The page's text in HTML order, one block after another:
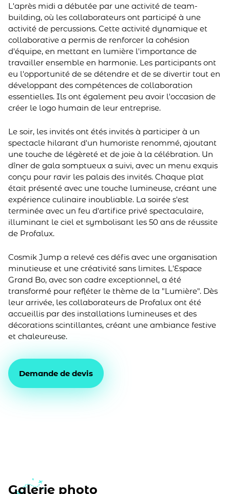
L'après midi a débutée par une activité de team-
building, où les collaborateurs ont participé à une
activité de percussions. Cette activité dynamique et
collaborative a permis de renforcer la cohésion
d'équipe, en mettant en lumière l'importance de
travailler ensemble en harmonie. Les participants ont
eu l'opportunité de se détendre et de se divertir tout en
développant des compétences de collaboration
essentielles. Ils ont également peu avoir l'occasion de
créer le logo humain de leur entreprise.
Le soir, les invités ont étés invités à participer à un
spectacle hilarant d'un humoriste renommé, ajoutant
une touche de légèreté et de joie à la célébration. Un
dîner de gala somptueux a suivi, avec un menu exquis
conçu pour ravir les palais des invités. Chaque plat
était présenté avec une touche lumineuse, créant une
expérience culinaire inoubliable. La soirée s'est
terminée avec un feu d'artifice privé spectaculaire,
illuminant le ciel et symbolisant les 50 ans de réussite
de Profalux.
Cosmik Jump a relevé ces défis avec une organisation
minutieuse et une créativité sans limites. L'Espace
Grand Bo, avec son cadre exceptionnel, a été
transformé pour refléter le thème de la "Lumière". Dès
leur arrivée, les collaborateurs de Profalux ont été
accueillis par des installations lumineuses et des
décorations scintillantes, créant une ambiance festive
et chaleureuse.
Demande de devis
Galerie photo